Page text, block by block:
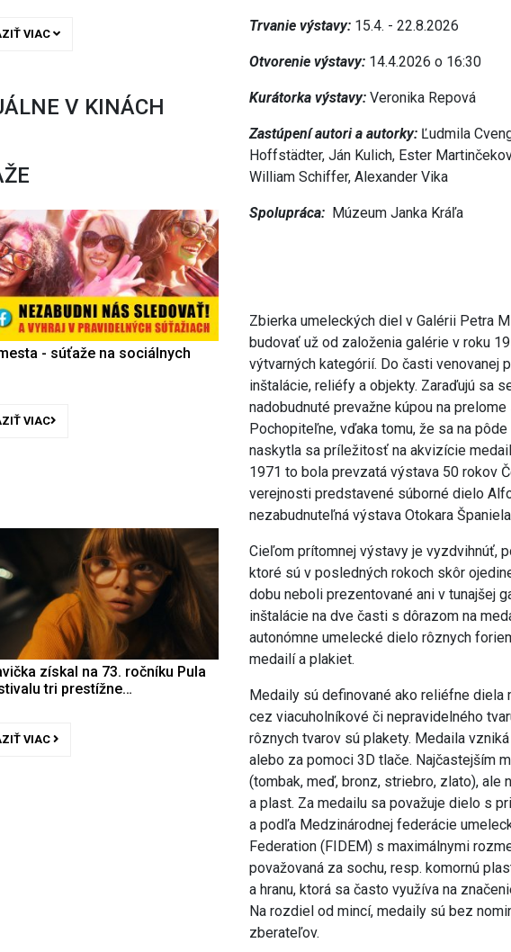
VIAC
V KINÁCH
- súťaže na sociálnych
VIAC
získal na 73. ročníku Pula
tri prestížne…
VIAC
Trvanie výstavy: 15.4. - 22.8.2026
Otvorenie výstavy: 14.4.2026 o 16:30
Kurátorka výstavy:Veronika Repová
Zastúpení autori a autorky: Ľudmila
Hoffstädter, Ján Kulich, Ester
William Schiffer, Alexander Vika
Spolupráca: Múzeum Janka Kráľa
Zbierka umeleckých diel v Galérii Petra
budovať už od založenia galérie v roku
výtvarných kategórií. Do časti venovanej
inštalácie, reliéfy a objekty. Zaraďujú sa
nadobudnuté prevažne kúpou na
Pochopiteľne, vďaka tomu, že sa na
naskytla sa príležitosť na akvizície
1971 to bola prevzatá výstava 50 rokov
verejnosti predstavené súborné dielo
nezabudnuteľná výstava Otokara
Cieľom prítomnej výstavy je vyzdvihnúť,
ktoré sú v posledných rokoch skôr
dobu neboli prezentované ani v tunajšej
inštalácie na dve časti s dôrazom na
autonómne umelecké dielo rôznych
medailí a plakiet.
Medaily sú definované ako reliéfne diela
cez viacuholníkové či nepravidelného
rôznych tvarov sú plakety. Medaila
alebo za pomoci 3D tlače. Najčastejším
(tombak, meď, bronz, striebro, zlato), ale
a plast. Za medailu sa považuje dielo s
a podľa Medzinárodnej federácie
Federation (FIDEM) s maximálnymi
považovaná za sochu, resp. komornú
a hranu, ktorá sa často využíva na
Na rozdiel od mincí, medaily sú bez
zberateľov.